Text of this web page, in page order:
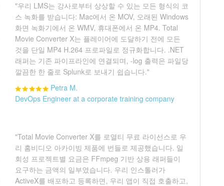
"우리 LMS는 강사로부터 상상할 수 있는 모든 형식의 코
스 녹화를 받습니다: Mac에서 온 MOV, 오래된 Windows
화면 녹화기에서 온 WMV, 휴대폰에서 온 MP4. Total
Movie Converter X는 플레이어에 도달하기 전에 모든
것을 단일 MP4 H.264 프로파일로 정규화합니다. .NET
래퍼는 기존 파이프라인에 연결되며, -log 출력은 파일당
깔끔한 한 줄로 Splunk로 보내기 쉽습니다."
Petra M.
DevOps Engineer at a corporate training company
"Total Movie Converter X를 로열티 무료 라이선스로 우
리 홈비디오 아카이빙 제품에 번들로 제공했습니다. 일
회성 프로젝트별 요금은 FFmpeg 기반 상용 래퍼들이
요구하는 금액의 일부였습니다. 우리 인스톨러가
ActiveX를 배포하고 등록하면, 우리 앱이 직접 호출하고,